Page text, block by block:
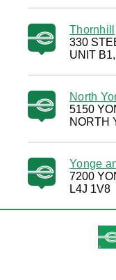
Thornhill
330
UNIT
North
5150
NORTH
Yonge
7200
L4J 1V8